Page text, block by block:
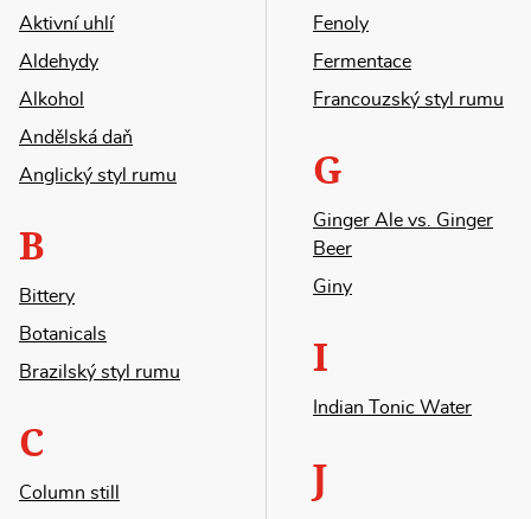
Aktivní uhlí
Aldehydy
Alkohol
Andělská daň
Anglický styl rumu
B
Bittery
Botanicals
Brazilský styl rumu
C
Column still
Fenoly
Fermentace
Francouzský styl rumu
G
Ginger Ale vs. Ginger
Beer
Giny
I
Indian Tonic Water
J